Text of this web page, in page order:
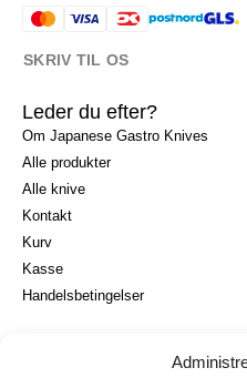
I alt
Køb for900,00kr.
SKRIV TIL OS
Leder du efter?
Om Japanese Gastro Knives
Alle produkter
Alle knive
Kontakt
Kurv
Kasse
Handelsbetingelser